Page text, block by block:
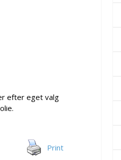
efter eget valg
Print